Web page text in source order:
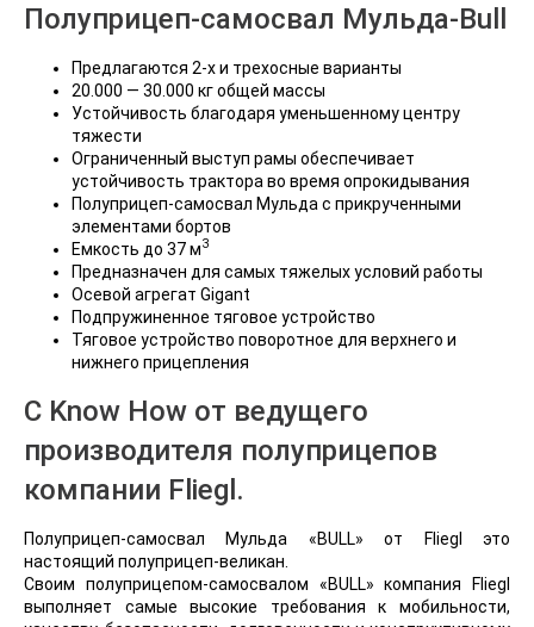
Полуприцеп-самосвал Мульда-Bull
Предлагаются 2-х и трехосные варианты
20.000 — 30.000 кг общей массы
Устойчивость благодаря уменьшенному центру
тяжести
Ограниченный выступ рамы обеспечивает
устойчивость трактора во время опрокидывания
Полуприцеп-самосвал Мульда с прикрученными
элементами бортов
Емкость до 37 м3
Предназначен для самых тяжелых условий работы
Осевой агрегат Gigant
Подпружиненное тяговое устройство
Тяговое устройство поворотное для верхнего и
нижнего прицепления
С Know How от ведущего
производителя полуприцепов
компании Fliegl.
Полуприцеп-самосвал Мульда «BULL» от Fliegl это
настоящий полуприцеп-великан.
Своим полуприцепом-самосвалом «BULL» компания Fliegl
выполняет самые высокие требования к мобильности,